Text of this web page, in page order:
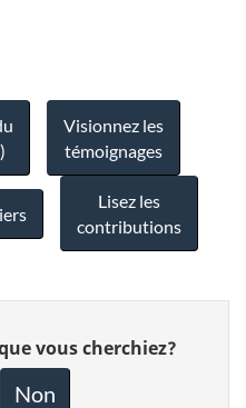
Visionnez les
témoignages
Lisez les
contributions
vous cherchiez?
Non